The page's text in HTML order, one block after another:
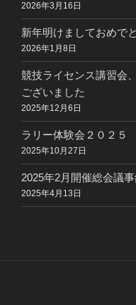
2026年3月16日
新年明けましておめで
2026年1月8日
競技ライセンス講習会
ございました
2025年12月6日
ラリー体験会２０２５
2025年10月27日
2025年2月開催総会議
2025年4月13日